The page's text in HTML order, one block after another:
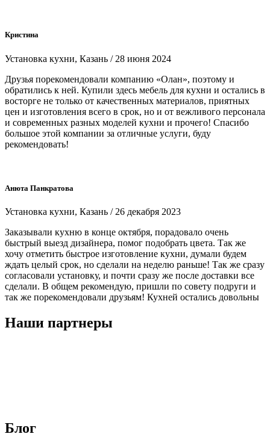
Кристина
Установка кухни, Казань / 28 июня 2024
Друзья порекомендовали компанию «Олан», поэтому и
обратились к ней. Купили здесь мебель для кухни и остались в
восторге не только от качественных материалов, приятных
цен и изготовления всего в срок, но и от вежливого персонала
и современных разных моделей кухни и прочего! Спасибо
большое этой компании за отличные услуги, буду
рекомендовать!
Анюта Панкратова
Установка кухни, Казань / 26 декабря 2023
Заказывали кухню в конце октября, порадовало очень
быстрый выезд дизайнера, помог подобрать цвета. Так же
хочу отметить быстрое изготовление кухни, думали будем
ждать целый срок, но сделали на неделю раньше! Так же сразу
согласовали установку, и почти сразу же после доставки все
сделали. В общем рекомендую, пришли по совету подруги и
так же порекомендовали друзьям! Кухней остались довольны
Наши партнеры
Блог